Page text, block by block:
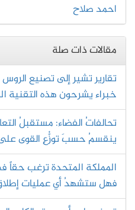
احمد صلاح
مقالات ذات صلة
تقارير تشير إلى تصنيع الروس
خبراء يشرحون هذه التقنية
تحالفاتُ الفضاء: مستقبلُ
ينقسمُ حسبَ توزُّعِ القوى
المملكة المتحدة ترغب حقاً
فهل ستشهدُ أي عمليات إطلاق